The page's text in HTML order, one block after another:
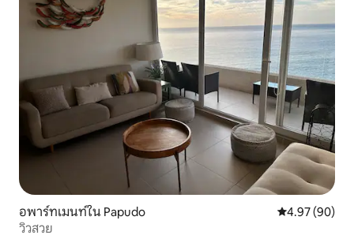
อพาร์ทเมนท์ใน Papudo คะแนนเฉลี่ย
4.97 (90)
วิวสวย